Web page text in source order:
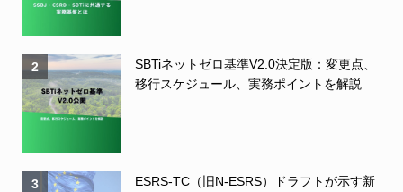
2
SBTiネットゼロ基準V2.0決定版：変更点、
移行スケジュール、実務ポイントを解説
3
ESRS-TC（旧N-ESRS）ドラフトが示す新